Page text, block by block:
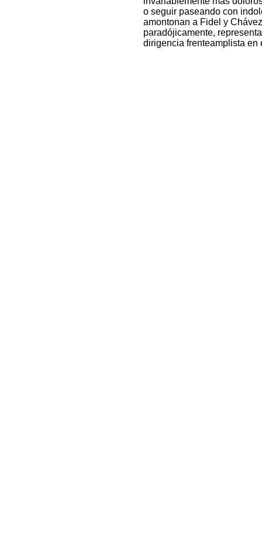
o seguir paseando con
amontonan a Fidel y
paradójicamente,
dirigencia frenteamplista en